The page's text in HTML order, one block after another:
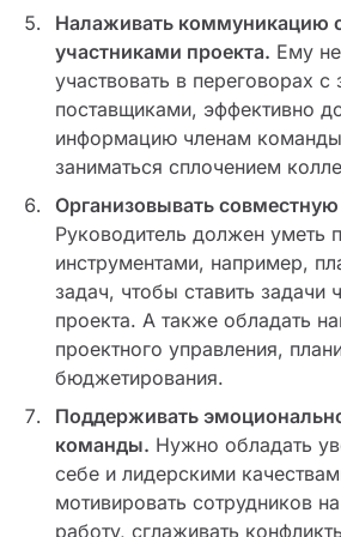
Налаживать коммуникацию
участниками проекта. Ему
участвовать в переговорах с
поставщиками, эффективно
информацию членам
заниматься сплочением
Организовывать совместную
Руководитель должен уметь
инструментами, например,
задач, чтобы ставить
проекта. А также обладать
проектного управления,
бюджетирования.
Поддерживать
команды. Нужно обладать
себе и лидерскими
мотивировать сотрудников
работу, сглаживать